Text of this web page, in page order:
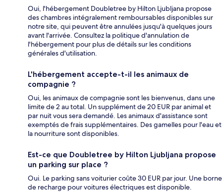
Oui, l'hébergement Doubletree by Hilton Ljubljana propose
des chambres intégralement remboursables disponibles sur
notre site, qui peuvent être annulées jusqu'à quelques jours
avant l'arrivée. Consultez la politique d'annulation de
l'hébergement pour plus de détails sur les conditions
générales d'utilisation.
L'hébergement accepte-t-il les animaux de
compagnie ?
Oui, les animaux de compagnie sont les bienvenus, dans une
limite de 2 au total. Un supplément de 20 EUR par animal et
par nuit vous sera demandé. Les animaux d'assistance sont
exemptés de frais supplémentaires. Des gamelles pour l'eau et
la nourriture sont disponibles.
Est-ce que Doubletree by Hilton Ljubljana propose
un parking sur place ?
Oui. Le parking sans voiturier coûte 30 EUR par jour. Une borne
de recharge pour voitures électriques est disponible.